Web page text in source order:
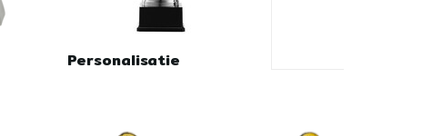
Personalisatie